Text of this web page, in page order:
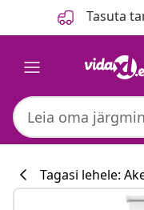
Tasuta
Tagasi lehele: